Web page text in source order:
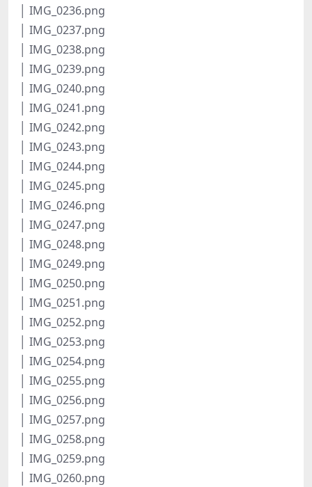
│ IMG_0236.png
│ IMG_0237.png
│ IMG_0238.png
│ IMG_0239.png
│ IMG_0240.png
│ IMG_0241.png
│ IMG_0242.png
│ IMG_0243.png
│ IMG_0244.png
│ IMG_0245.png
│ IMG_0246.png
│ IMG_0247.png
│ IMG_0248.png
│ IMG_0249.png
│ IMG_0250.png
│ IMG_0251.png
│ IMG_0252.png
│ IMG_0253.png
│ IMG_0254.png
│ IMG_0255.png
│ IMG_0256.png
│ IMG_0257.png
│ IMG_0258.png
│ IMG_0259.png
│ IMG_0260.png